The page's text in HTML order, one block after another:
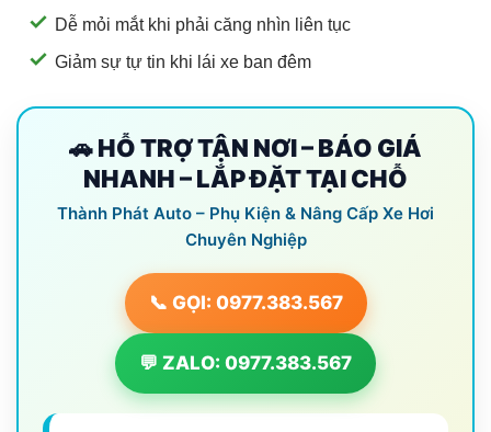
Dễ mỏi mắt khi phải căng nhìn liên tục
Giảm sự tự tin khi lái xe ban đêm
🚗 HỖ TRỢ TẬN NƠI – BÁO GIÁ
NHANH – LẮP ĐẶT TẠI CHỖ
Thành Phát Auto – Phụ Kiện & Nâng Cấp Xe Hơi
Chuyên Nghiệp
📞 GỌI: 0977.383.567
💬 ZALO: 0977.383.567